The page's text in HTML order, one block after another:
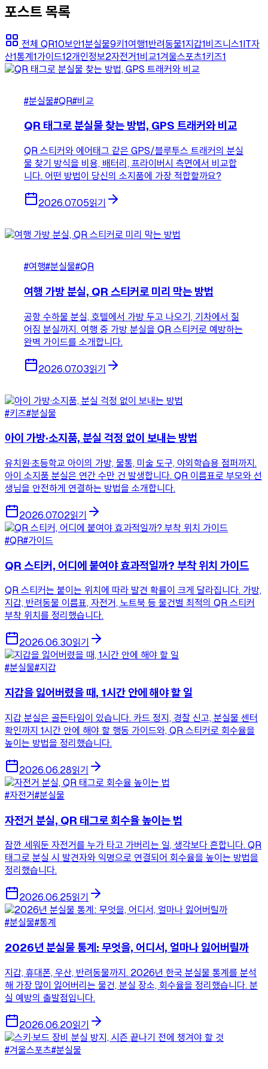
포스트 목록
전체 QR10보안1분실물9키1여행1반려동물1지갑1비즈니스1IT자
산1통계1가이드12개인정보2자전거1비교1겨울스포츠1키즈1
#분실물#QR#비교
QR 태그로 분실물 찾는 방법, GPS 트래커와 비교
QR 스티커와 에어태그 같은 GPS/블루투스 트래커의 분실
물 찾기 방식을 비용, 배터리, 프라이버시 측면에서 비교합
니다. 어떤 방법이 당신의 소지품에 가장 적합할까요?
2026.07.05읽기
#여행#분실물#QR
여행 가방 분실, QR 스티커로 미리 막는 방법
공항 수하물 분실, 호텔에서 가방 두고 나오기, 기차에서 짊
어짐 분실까지. 여행 중 가방 분실을 QR 스티커로 예방하는
완벽 가이드를 소개합니다.
2026.07.03읽기
#키즈#분실물
아이 가방·소지품, 분실 걱정 없이 보내는 방법
유치원·초등학교 아이의 가방, 물통, 미술 도구, 야외학습용 점퍼까지.
아이 소지품 분실은 연간 수만 건 발생합니다. QR 이름표로 부모와 선
생님을 안전하게 연결하는 방법을 소개합니다.
2026.07.02읽기
#QR#가이드
QR 스티커, 어디에 붙여야 효과적일까? 부착 위치 가이드
QR 스티커는 붙이는 위치에 따라 발견 확률이 크게 달라집니다. 가방,
지갑, 반려동물 이름표, 자전거, 노트북 등 물건별 최적의 QR 스티커
부착 위치를 정리했습니다.
2026.06.30읽기
#분실물#지갑
지갑을 잃어버렸을 때, 1시간 안에 해야 할 일
지갑 분실은 골든타임이 있습니다. 카드 정지, 경찰 신고, 분실물 센터
확인까지 1시간 안에 해야 할 행동 가이드와, QR 스티커로 회수율을
높이는 방법을 정리했습니다.
2026.06.28읽기
#자전거#분실물
자전거 분실, QR 태그로 회수율 높이는 법
잠깐 세워둔 자전거를 누가 타고 가버리는 일, 생각보다 흔합니다. QR
태그로 분실 시 발견자와 익명으로 연결되어 회수율을 높이는 방법을
정리했습니다.
2026.06.25읽기
#분실물#통계
2026년 분실물 통계: 무엇을, 어디서, 얼마나 잃어버릴까
지갑, 휴대폰, 우산, 반려동물까지. 2026년 한국 분실물 통계를 분석
해 가장 많이 잃어버리는 물건, 분실 장소, 회수율을 정리했습니다. 분
실 예방의 출발점입니다.
2026.06.20읽기
#겨울스포츠#분실물